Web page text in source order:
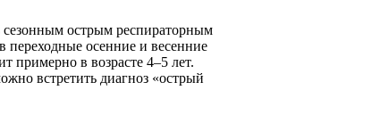
сезонным острым респираторным
осенние и весенние
примерно в возрасте 4–5 лет.
встретить диагноз «острый